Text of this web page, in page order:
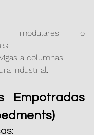
modulares o
a columnas.
industrial.
Empotradas